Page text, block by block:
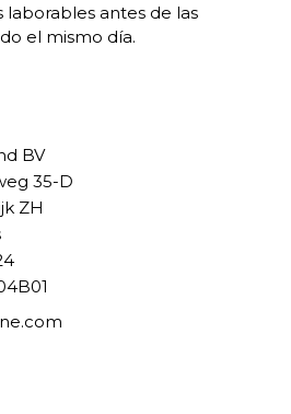
laborables antes de las
el mismo día.
BV
35-D
ZH